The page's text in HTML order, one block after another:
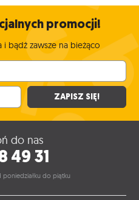
promocji!
bądź zawsze na bieżąco
ZAPISZ SIĘ!
do nas
49 31
poniedziałku do piątku